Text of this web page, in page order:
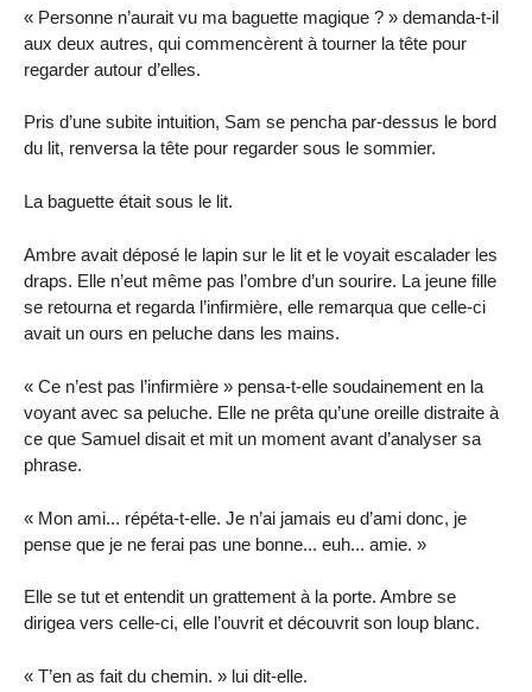
« Personne n’aurait vu ma baguette magique ? » demanda-t-il
aux deux autres, qui commencèrent à tourner la tête pour
regarder autour d’elles.
Pris d’une subite intuition, Sam se pencha par-dessus le bord
du lit, renversa la tête pour regarder sous le sommier.
La baguette était sous le lit.
Ambre avait déposé le lapin sur le lit et le voyait escalader les
draps. Elle n’eut même pas l’ombre d’un sourire. La jeune fille
se retourna et regarda l’infirmière, elle remarqua que celle-ci
avait un ours en peluche dans les mains.
« Ce n’est pas l’infirmière » pensa-t-elle soudainement en la
voyant avec sa peluche. Elle ne prêta qu’une oreille distraite à
ce que Samuel disait et mit un moment avant d’analyser sa
phrase.
« Mon ami... répéta-t-elle. Je n’ai jamais eu d’ami donc, je
pense que je ne ferai pas une bonne... euh... amie. »
Elle se tut et entendit un grattement à la porte. Ambre se
dirigea vers celle-ci, elle l’ouvrit et découvrit son loup blanc.
« T’en as fait du chemin. » lui dit-elle.